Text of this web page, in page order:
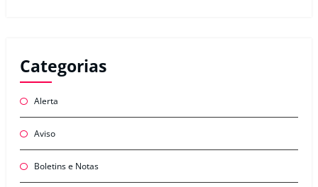
Categorias
Alerta
Aviso
Boletins e Notas